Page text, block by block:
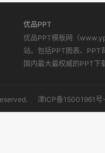
优品PPT
优品PPT模板网（
站。包括PPT图表、PPT
国内最大最权威的PPT下
津ICP备15001961号